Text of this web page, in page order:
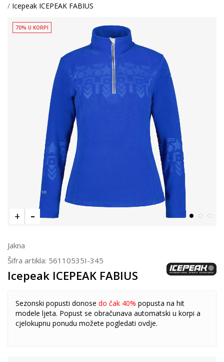
Icepeak ICEPEAK FABIUS
70% U KORPI
Jakna
Šifra artikla: 56110535I-345
Icepeak ICEPEAK FABIUS
Sezonski popusti donose do čak 40% popusta na hit
modele ljeta. Popust se obračunava automatski u korpi a
cjelokupnu ponudu možete pogledati ovdje.